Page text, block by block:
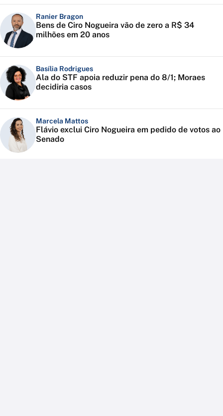
Ranier Bragon
Bens de Ciro Nogueira vão de zero a R$ 34
milhões em 20 anos
Basília Rodrigues
Ala do STF apoia reduzir pena do 8/1; Moraes
decidiria casos
Marcela Mattos
Flávio exclui Ciro Nogueira em pedido de votos ao
Senado